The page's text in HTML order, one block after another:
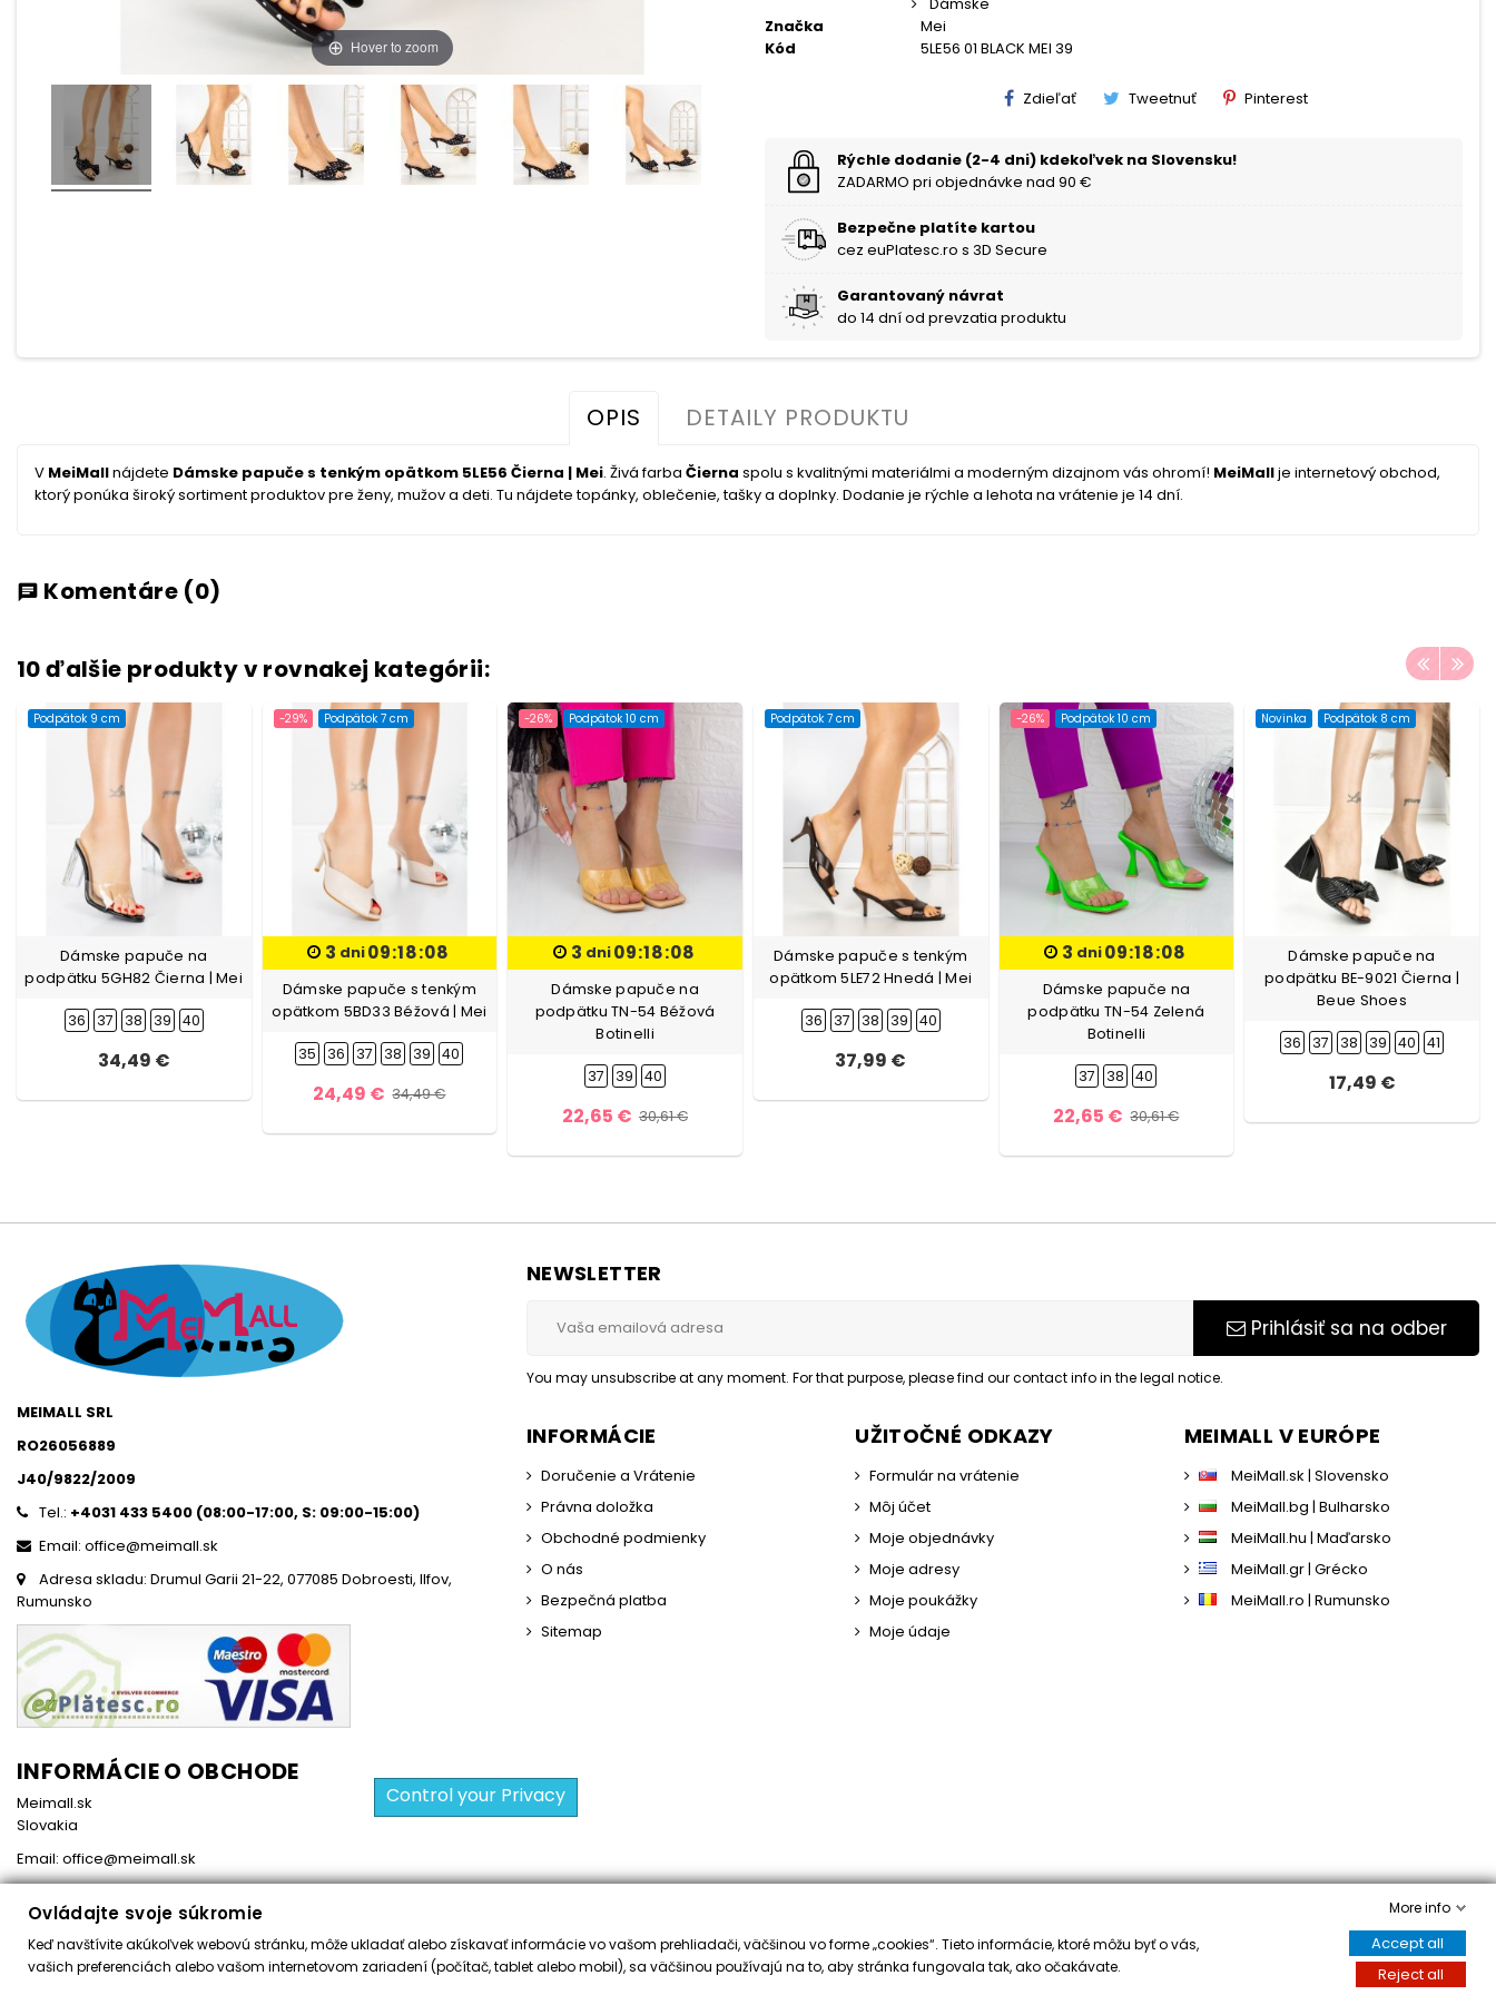
Hover to zoom
Značka
Mei
Kód
5LE56 01 BLACK MEI 39
Zdieľať Tweetnuť Pinterest
Rýchle dodanie (2-4 dni) kdekoľvek na Slovensku!
ZADARMO pri objednávke nad 90 €
Bezpečne platíte kartou
cez euPlatesc.ro s 3D Secure
Garantovaný návrat
do 14 dní od prevzatia produktu
OPIS DETAILY PRODUKTU
V MeiMallnájdete Dámske papuče s tenkým opätkom 5LE56 Čierna | Mei. Živá farba Čierna spolu s kvalitnými materiálmi a moderným dizajnom vás ohromí! MeiMallje internetový obchod,
ktorý ponúka široký sortiment produktov pre ženy, mužov a deti. Tu nájdete topánky, oblečenie, tašky a doplnky. Dodanie je rýchle a lehota na vrátenie je 14 dní.
chat Komentáre (0)
10 ďalšie produkty v rovnakej kategórii:
Podpätok 9 cm
Dámske papuče na
podpätku 5GH82 Čierna | Mei
36 37 38 39 40
34,49 €
-29% Podpätok 7 cm
3 dni09:18:07
Dámske papuče s tenkým
opätkom 5BD33 Béžová | Mei
35 36 37 38 39 40
24,49 € 34,49 €
-26% Podpätok 10 cm
3 dni09:18:07
Dámske papuče na
podpätku TN-54 Béžová
Botinelli
37 39 40
22,65 € 30,61 €
Podpätok 7 cm
Dámske papuče s tenkým
opätkom 5LE72 Hnedá | Mei
36 37 38 39 40
37,99 €
-26% Podpätok 10 cm
3 dni09:18:07
Dámske papuče na
podpätku TN-54 Zelená
Botinelli
37 38 40
22,65 € 30,61 €
Novinka Podpätok 8 cm
Dámske papuče na
podpätku BE-9021 Čierna |
Beue Shoes
36 37 38 39 40 41
17,49 €
MEIMALL SRL
RO26056889
J40/9822/2009
Tel.: +4031 433 5400 (08:00-17:00, S: 09:00-15:00)
Email: office@meimall.sk
Adresa skladu: Drumul Garii 21-22, 077085 Dobroesti, Ilfov,
Rumunsko
NEWSLETTER
Prihlásiť sa na odber
You may unsubscribe at any moment. For that purpose, please find our contact info in the legal notice.
INFORMÁCIE
Doručenie a Vrátenie
Právna doložka
Obchodné podmienky
O nás
Bezpečná platba
Sitemap
UŽITOČNÉ ODKAZY
Formulár na vrátenie
Môj účet
Moje objednávky
Moje adresy
Moje poukážky
Moje údaje
MEIMALL V EURÓPE
MeiMall.sk | Slovensko
MeiMall.bg | Bulharsko
MeiMall.hu | Maďarsko
MeiMall.gr | Grécko
MeiMall.ro | Rumunsko
INFORMÁCIE O OBCHODE
Meimall.sk
Slovakia
Email: office@meimall.sk
Control your Privacy
Všetky práva vyhradené © 2026MeiMall.sk
Ovládajte svoje súkromie
Keď navštívite akúkoľvek webovú stránku, môže ukladať alebo získavať informácie vo vašom prehliadači, väčšinou vo forme „cookies“. Tieto informácie, ktoré môžu byť o vás,
vašich preferenciách alebo vašom internetovom zariadení (počítač, tablet alebo mobil), sa väčšinou používajú na to, aby stránka fungovala tak, ako očakávate.
More info
Accept all
Reject all